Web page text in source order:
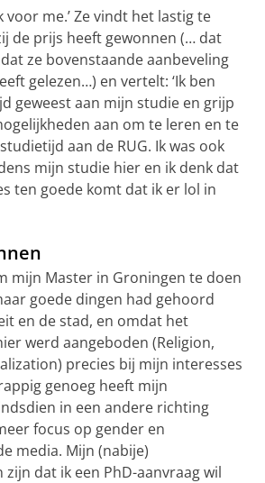
me.’ Ze vindt het lastig te
de prijs heeft gewonnen (… dat
ze bovenstaande aanbeveling
gelezen…) en vertelt: ‘Ik ben
geweest aan mijn studie en grijp
aan om te leren en te
aan de RUG. Ik was ook
mijn studie hier en ik denk dat
ten goede komt dat ik er lol in
mijn Master in Groningen te doen
goede dingen had gehoord
en de stad, en omdat het
werd aangeboden (Religion,
precies bij mijn interesses
genoeg heeft mijn
in een andere richting
focus op gender en
media. Mijn (nabije)
dat ik een PhD-aanvraag wil